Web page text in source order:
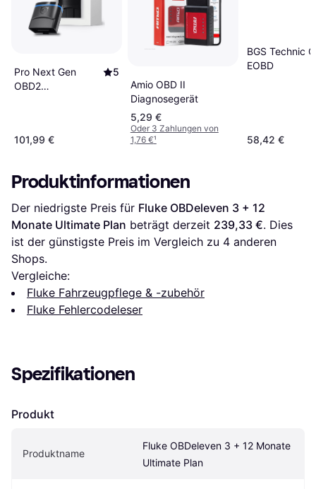
Pro Next Gen
OBD2
5
101,99 €
Amio OBD II
Diagnosegerät
5,29 €
Oder 3 Zahlungen von
1,76 €¹
BGS Technic
EOBD
58,42 €
Produktinformationen
Der niedrigste Preis für Fluke OBDeleven 3 + 12
Monate Ultimate Plan beträgt derzeit 239,33 €. Dies
ist der günstigste Preis im Vergleich zu 4 anderen
Shops.
Vergleiche:
Fluke Fahrzeugpflege & -zubehör
Fluke Fehlercodeleser
Spezifikationen
Produkt
Produktname
Fluke OBDeleven 3 + 12 Monate
Ultimate Plan